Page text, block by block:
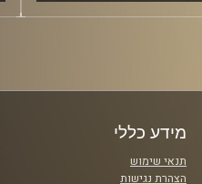
מידע כללי
תנאי שימוש
הצהרת נגישות